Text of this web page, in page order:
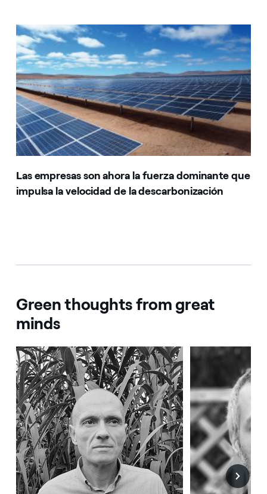
Las empresas son ahora la fuerza dominante que
impulsa la velocidad de la descarbonización
Green thoughts from great
minds